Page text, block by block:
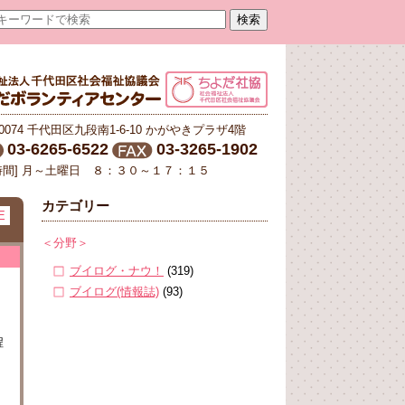
千代田区九段南1-6-10 かがやきプラザ4階
03-6265-6522 03-3265-1902
間] 月～土曜日 ８：３０～１７：１５
カテゴリー
＜分野＞
ブイログ・ナウ！ (319)
ブイログ(情報誌) (93)